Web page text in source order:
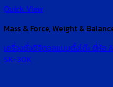
Quick View
Mass & Force, Weight &
เครื่องชั่งดิจิตอลแบบตั้งโต๊ะ ยี่ห้อ
SK-30K